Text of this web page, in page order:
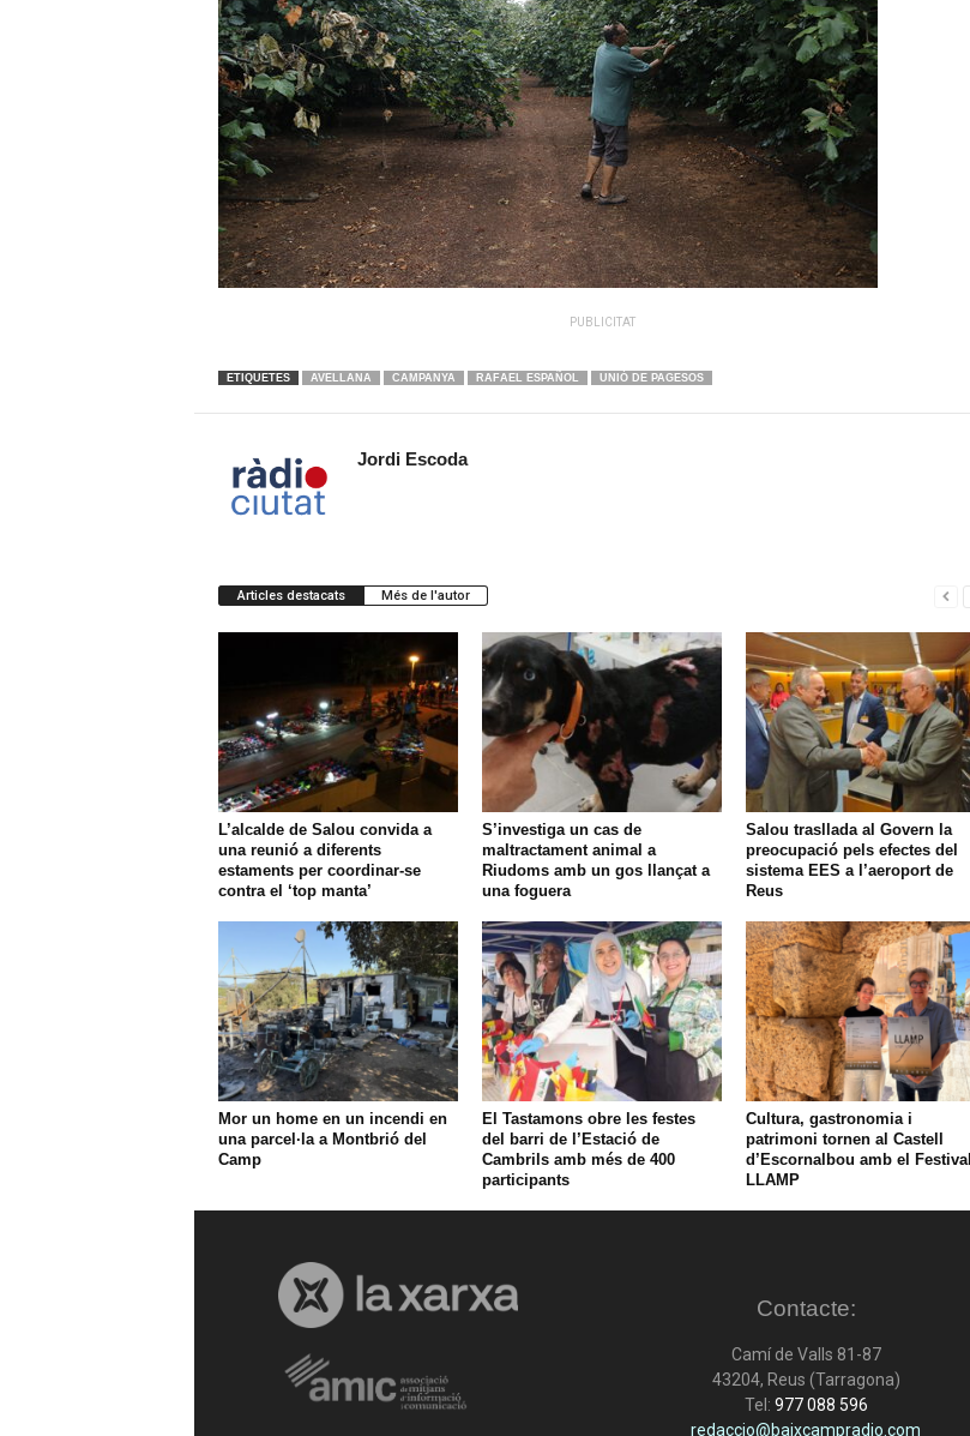
PUBLICITAT
ETIQUETES AVELLANA CAMPANYA RAFAEL ESPAÑOL UNIÓ DE PAGESOS
Jordi Escoda
Articles destacats Més de l'autor
L’alcalde de Salou convida a
una reunió a diferents
estaments per coordinar-se
contra el ‘top manta’
S’investiga un cas de
maltractament animal a
Riudoms amb un gos llançat a
una foguera
Salou trasllada al Govern la
preocupació pels efectes del
sistema EES a l’aeroport de
Reus
Mor un home en un incendi en
una parcel·la a Montbrió del
Camp
El Tastamons obre les festes
del barri de l’Estació de
Cambrils amb més de 400
participants
Cultura, gastronomia i
patrimoni tornen al Castell
d’Escornalbou amb el Festival
LLAMP
Contacte:
Camí de Valls 81-87
43204, Reus (Tarragona)
Tel: 977 088 596
redaccio@baixcampradio.com